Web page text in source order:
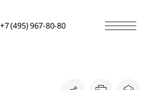
+7 (495) 967-80-80